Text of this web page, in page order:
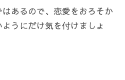
あるので、恋愛をおろそか
うにだけ気を付けましょ